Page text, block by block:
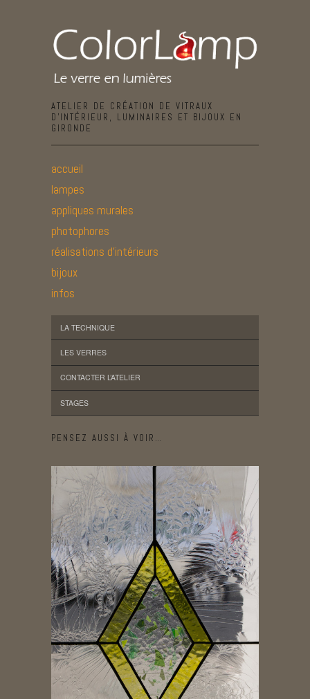
ATELIER DE CRÉATION DE VITRAUX
D’INTÉRIEUR, LUMINAIRES ET BIJOUX EN
GIRONDE
accueil
lampes
appliques murales
photophores
réalisations d’intérieurs
bijoux
infos
LA TECHNIQUE
LES VERRES
CONTACTER L’ATELIER
STAGES
PENSEZ AUSSI À VOIR…